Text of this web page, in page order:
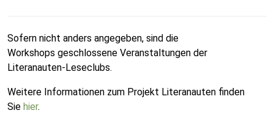
Sofern nicht anders angegeben, sind die
Workshops geschlossene Veranstaltungen der
Literanauten-Leseclubs.
Weitere Informationen zum Projekt Literanauten finden
Sie hier.